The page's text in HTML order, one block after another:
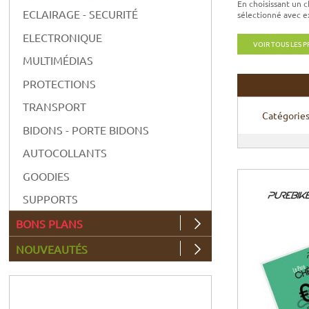
En choisissant un
sélectionné avec
VOIR TOUS LES
Catégories
ECLAIRAGE - SECURITÉ
ELECTRONIQUE
MULTIMÉDIAS
PROTECTIONS
TRANSPORT
BIDONS - PORTE BIDONS
AUTOCOLLANTS
GOODIES
SUPPORTS
BONS PLANS
NOUVEAUTÉS